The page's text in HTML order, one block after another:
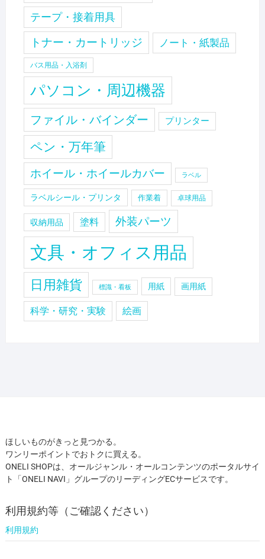
テープ・接着用具
トナー・カートリッジ ノート・紙製品
バス用品・入浴剤
パソコン・周辺機器
ファイル・バインダー プリンター
ペン・万年筆
ホイール・ホイールカバー ラベル
ラベルシール・プリンタ 作業着 卓球用品
収納用品 塗料 外装パーツ
文具・オフィス用品
日用雑貨 標識・看板 用紙 画用紙
科学・研究・実験 絵画
ほしいものがきっと見つかる。
ワンリーポイントでおトクに買える。
ONELI SHOPは、オールジャンル・オールコンテンツのポータルサイ
ト「ONELI NAVI」グループのリーディングECサービスです。
利用規約等（ご確認ください）
利用規約